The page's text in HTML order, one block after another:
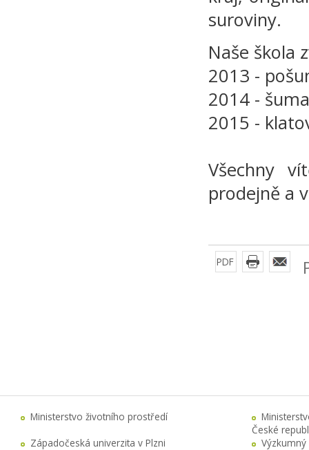
suroviny.
Naše škola
2013 -
2014 -
2015 -
Všechny
prodejně a
PDF
Ministerstvo životního prostředí
České
Západočeská univerzita v Plzni